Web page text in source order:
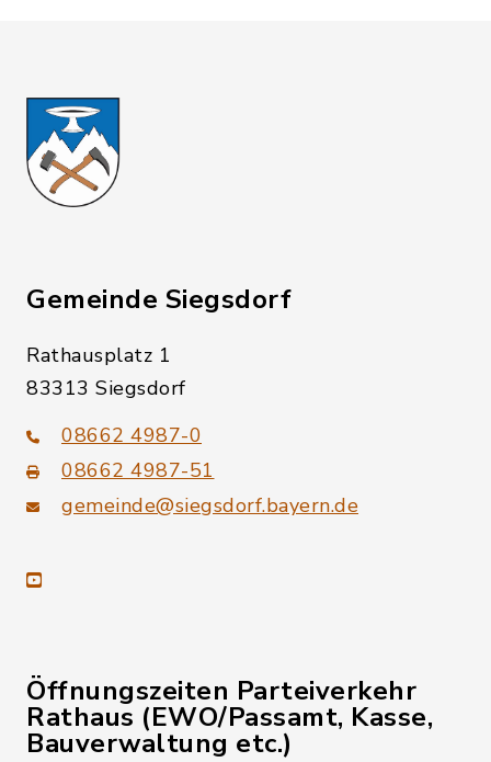
Gemeinde Siegsdorf
Rathausplatz 1
83313 Siegsdorf
08662 4987-0
08662 4987-51
gemeinde@siegsdorf.bayern.de
youtube
Öffnungszeiten Parteiverkehr
Rathaus (EWO/Passamt, Kasse,
Bauverwaltung etc.)